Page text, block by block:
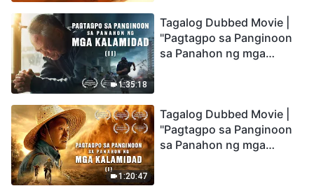
1:35:18
Tagalog Dubbed Movie |
"Pagtagpo sa Panginoon
sa Panahon ng mga
Tayo Makakapasok sa
Kaharian ng Diyos?
1:20:47
Tagalog Dubbed Movie |
"Pagtagpo sa Panginoon
sa Panahon ng mga